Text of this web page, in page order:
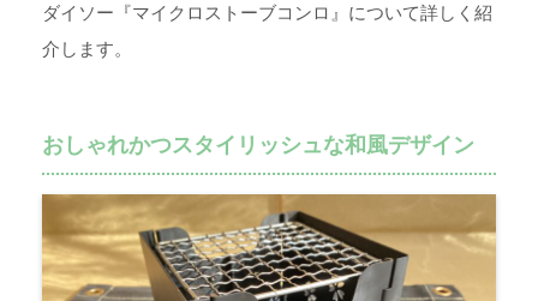
ダイソー『マイクロストーブコンロ』について詳しく紹
介します。
おしゃれかつスタイリッシュな和風デザイン